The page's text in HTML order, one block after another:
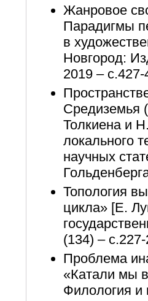
Жанровое
Парадигмы
в
Новгород:
2019 – с.427-
Средиземья
Толкиена и
локального
научных
Топология
цикла» [Е.
(134) –
Проблема
«Катали мы
Филология и